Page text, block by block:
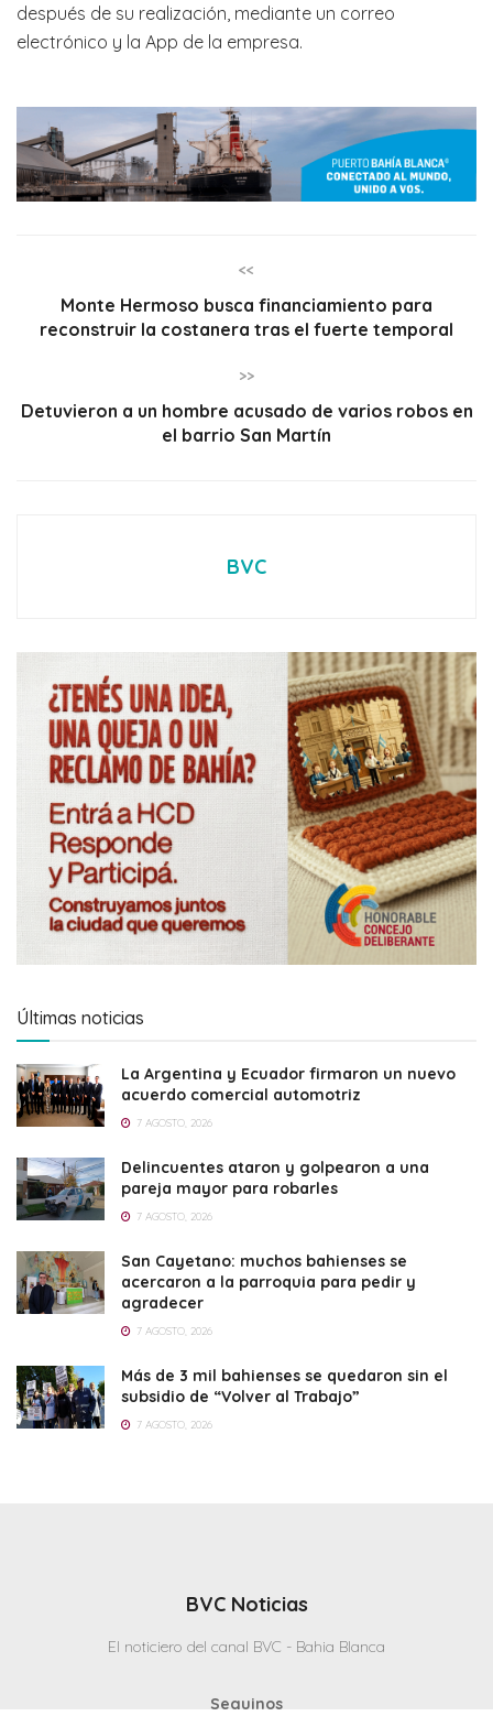
después de su realización, mediante un correo
electrónico y la App de la empresa.
<<
Monte Hermoso busca financiamiento para
reconstruir la costanera tras el fuerte temporal
>>
Detuvieron a un hombre acusado de varios robos en
el barrio San Martín
BVC
Últimas noticias
La Argentina y Ecuador firmaron un nuevo
acuerdo comercial automotriz
7 AGOSTO, 2026
Delincuentes ataron y golpearon a una
pareja mayor para robarles
7 AGOSTO, 2026
San Cayetano: muchos bahienses se
acercaron a la parroquia para pedir y
agradecer
7 AGOSTO, 2026
Más de 3 mil bahienses se quedaron sin el
subsidio de “Volver al Trabajo”
7 AGOSTO, 2026
BVC Noticias
El noticiero del canal BVC - Bahia Blanca
Seguinos